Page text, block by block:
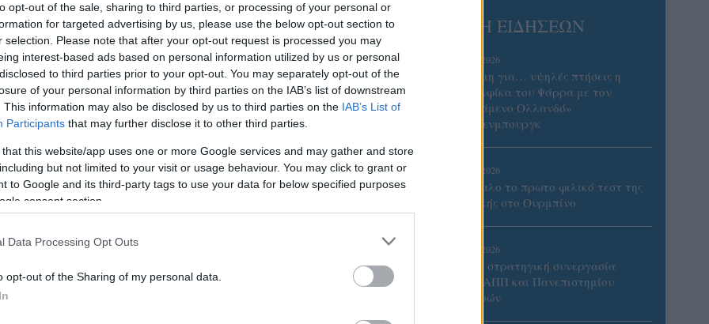
opt-out of the sale, sharing to third parties, or processing of your personal or
for targeted advertising by us, please use the below opt-out section to
selection. Please note that after your opt-out request is processed you may
interest-based ads based on personal information utilized by us or personal
to third parties prior to your opt-out. You may separately opt-out of the
of your personal information by third parties on the IAB’s list of downstream
This information may also be disclosed by us to third parties on the IAB’s List of
Participants that may further disclose it to other third parties.
that this website/app uses one or more Google services and may gather and store
but not limited to your visit or usage behaviour. You may click to grant or
to Google and its third-party tags to use your data for below specified purposes
consent section.
Data Processing Opt Outs
opt-out of the Sharing of my personal data.
ΡΟΗ ΕΙΔΗΣΕΩΝ
06/08/2026
Έτοιμη για… υψηλές πτήσεις η
Μπενφίκα του Ψάρρα με τον
«Ιπτάμενο Ολλανδό»
Βίλτενμπουργκ
05/08/2026
Ισόπαλο το πρωτο φιλικό τεστ της
Εθνικής στο Ουρμπίνο
05/08/2026
Προς στρατηγική συνεργασία
ΠΑΣΑΠΠ και Πανεπιστημίου
Πατρών